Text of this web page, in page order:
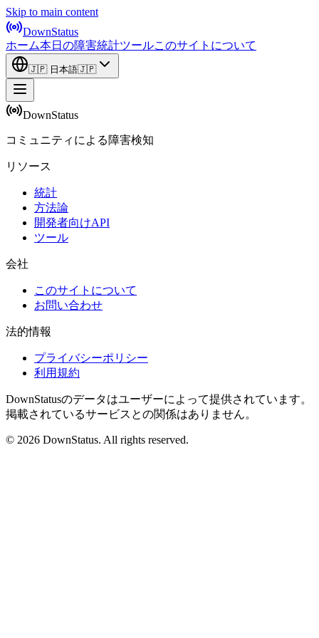
Skip to main content
DownStatus
ホーム本日の障害統計ツールこのサイトについて
🇯🇵 日本語🇯🇵
DownStatus
コミュニティによる障害検知
リソース
統計
方法論
開発者向けAPI
ツール
会社
このサイトについて
お問い合わせ
法的情報
プライバシーポリシー
利用規約
DownStatusのデータはユーザーによって提供されています。
掲載されているサービスとの関係はありません。
© 2026 DownStatus. All rights reserved.